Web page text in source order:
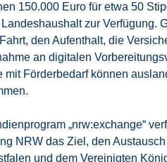
150.000 Euro für etwa 50
zur Verfügung.
den Aufenthalt, die
an digitalen
mit Förderbedarf können
„nrw:exchange“
NRW das Ziel, den
und dem Vereinigten